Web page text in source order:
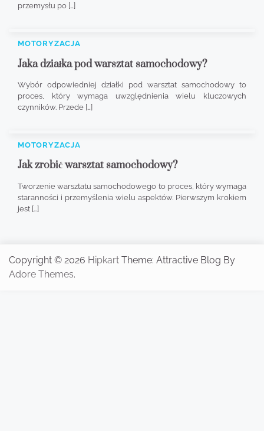
przemysłu po […]
MOTORYZACJA
Jaka działka pod warsztat samochodowy?
Wybór odpowiedniej działki pod warsztat samochodowy to
proces, który wymaga uwzględnienia wielu kluczowych
czynników. Przede […]
MOTORYZACJA
Jak zrobić warsztat samochodowy?
Tworzenie warsztatu samochodowego to proces, który wymaga
staranności i przemyślenia wielu aspektów. Pierwszym krokiem
jest […]
Copyright © 2026 Hipkart Theme: Attractive Blog By
Adore Themes.